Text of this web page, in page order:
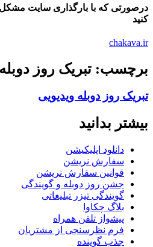
درصورتی که با بارگذاری سایت
کنید
chakava.ir
برچسب: تبریک روز
تبریک روز دوبله ویدیویی
بیشتر بدانید
دانلود اپلیکیشن
سفارش نریشن
قوانین سفارش نریشن
جشن روز دوبله و گویندگی
گویندگی تیزر تبلیغاتی
بلاگ چکاوا
پیشواز تلفن همراه
فرم نظرسنجی از مشتریان
جذب گوینده